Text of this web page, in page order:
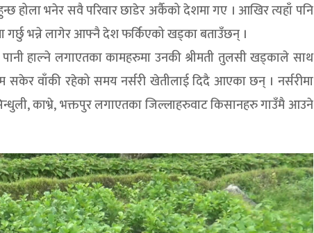
होला भनेर सवै परिवार छाडेर अर्कैको देशमा गए । आखिर त्यहाँ पनि
गर्छु भन्ने लागेर आफ्नै देश फर्किएको खड्का बताउँछन् ।
हाल्ने लगाएतका कामहरुमा उनकी श्रीमती तुलसी खड्काले साथ
वाँकी रहेको समय नर्सरी खेतीलाई दिदै आएका छन् । नर्सरीमा
काभ्रे, भक्तपुर लगाएतका जिल्लाहरुवाट किसानहरु गाउँमै आउने